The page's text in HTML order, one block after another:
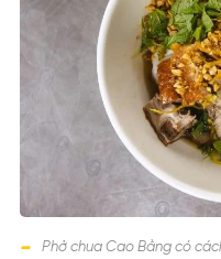
Phở chua Cao Bằng có